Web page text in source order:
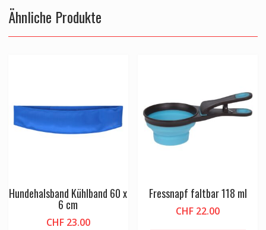
Ähnliche Produkte
Hundehalsband Kühlband 60 x
6 cm
CHF23.00
Fressnapf faltbar 118 ml
CHF 22.00